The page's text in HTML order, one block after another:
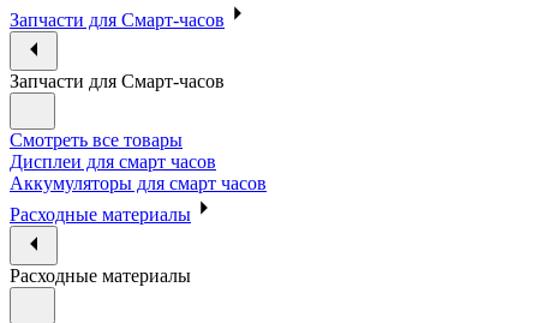
Запчасти для Смарт-часов
Запчасти для Смарт-часов
Смотреть все товары
Дисплеи для смарт часов
Аккумуляторы для смарт часов
Расходные материалы
Расходные материалы